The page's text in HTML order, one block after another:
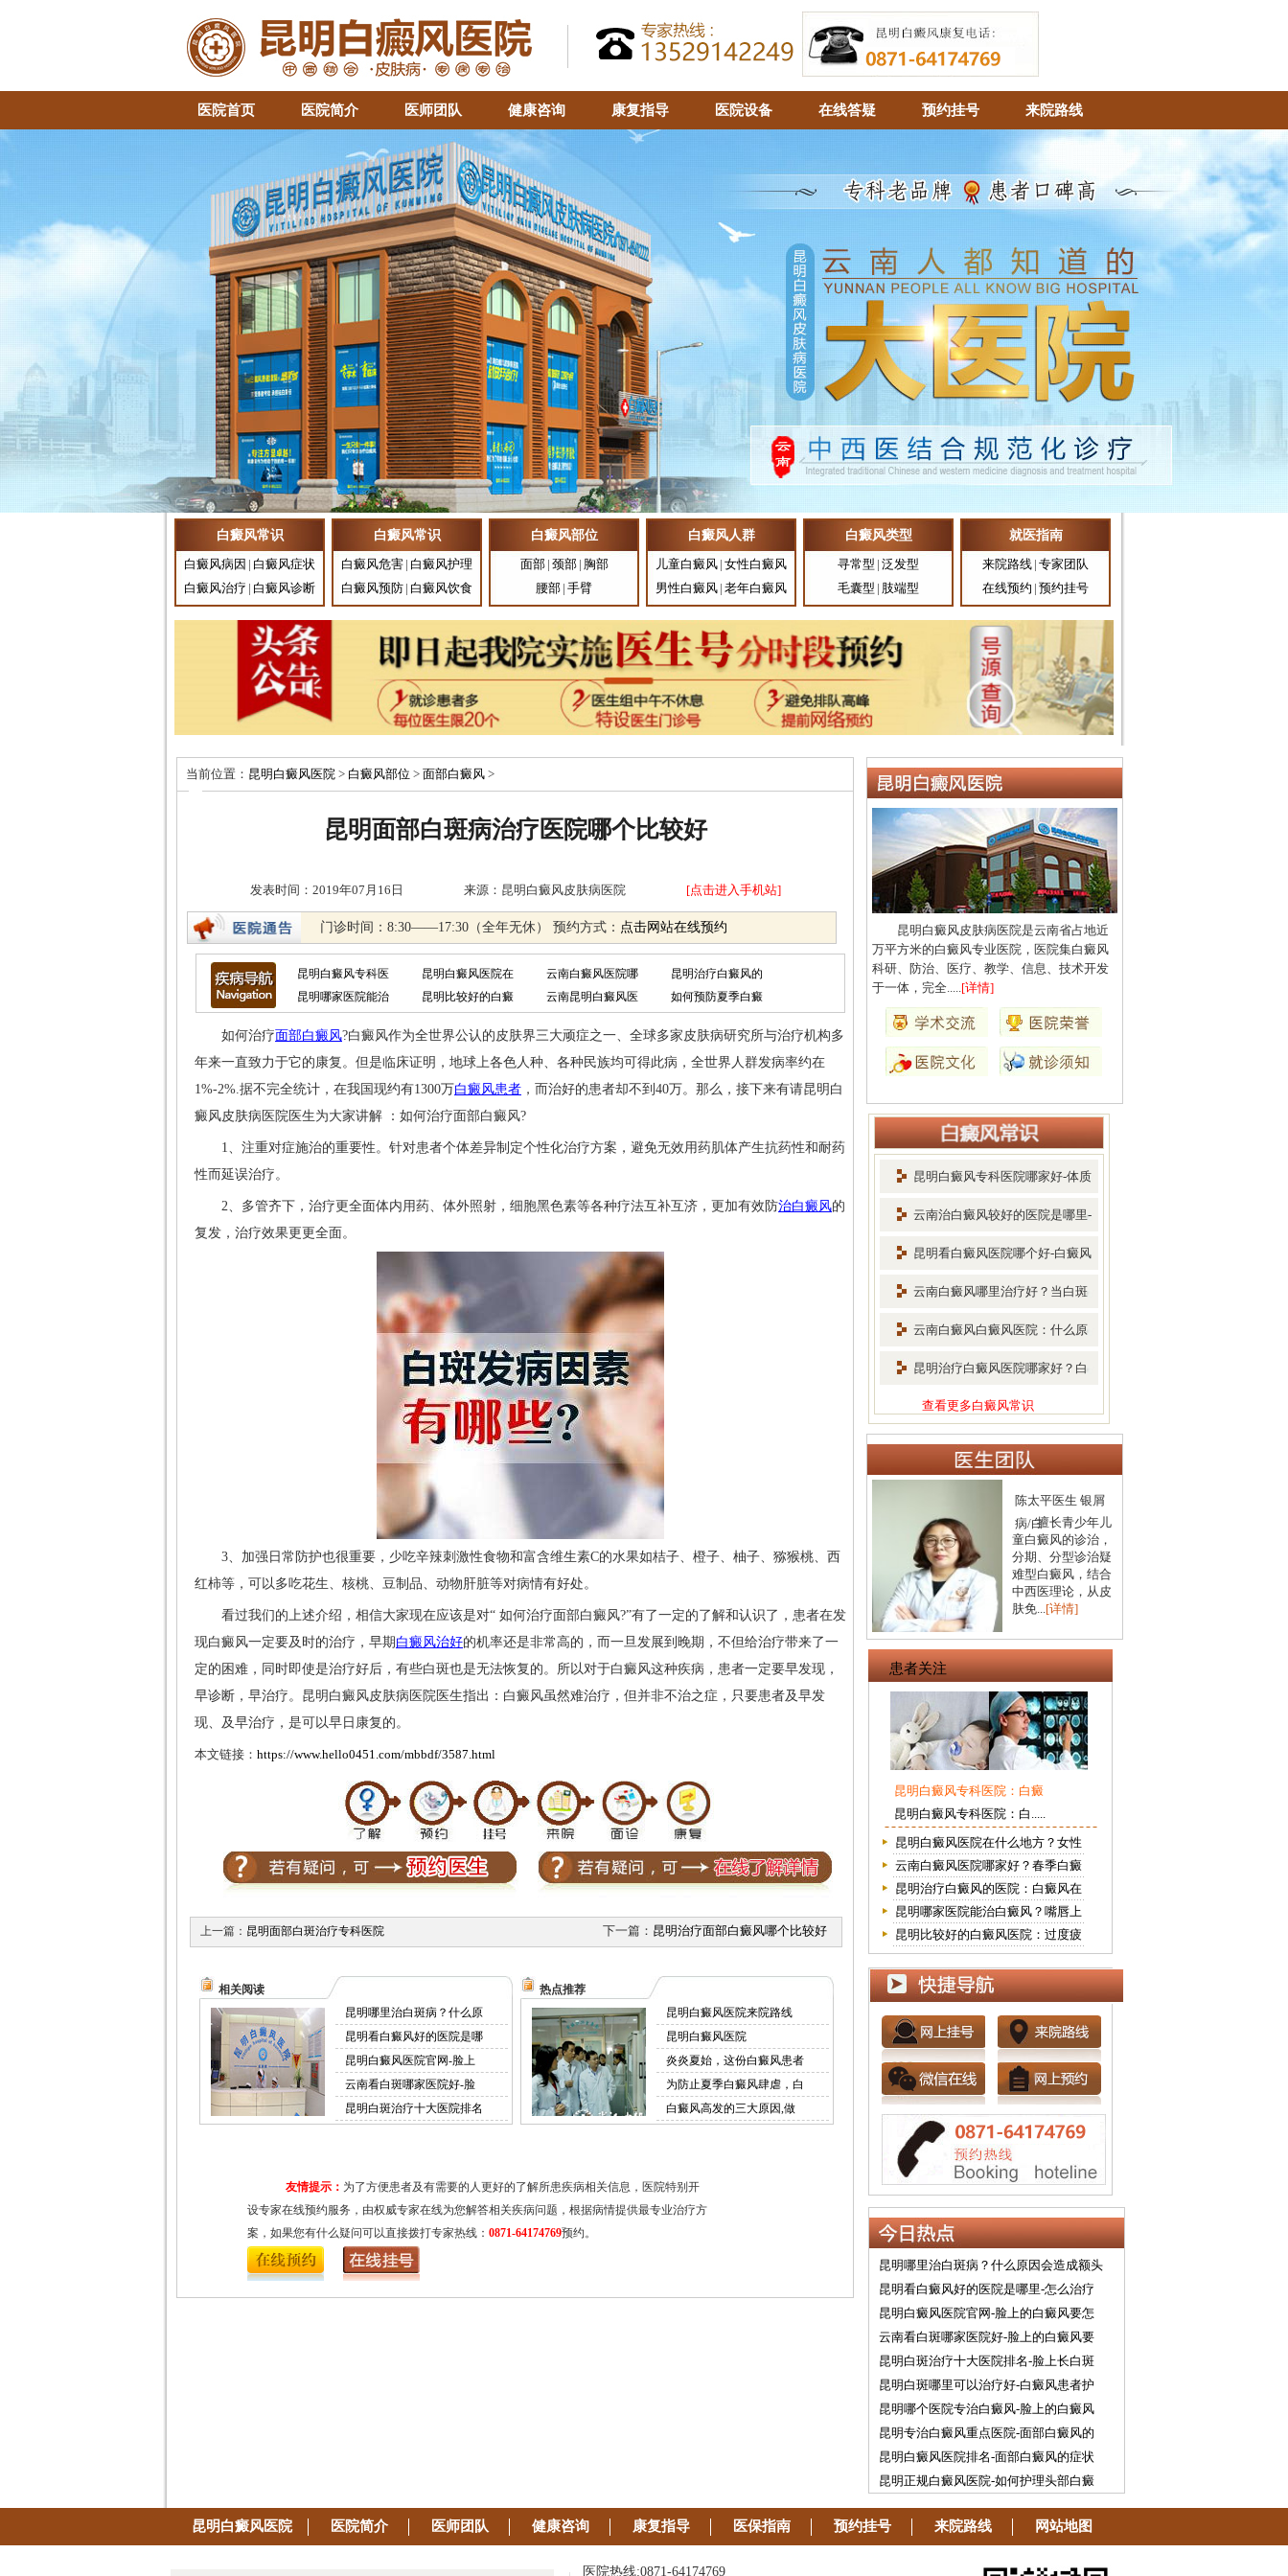
医院首页 医院简介 医师团队 健康咨询 康复指导 医院设备 在线答疑 预约挂号 来院路线
白癜风常识
白癜风病因 | 白癜风症状
白癜风治疗 | 白癜风诊断
白癜风常识
白癜风危害 | 白癜风护理
白癜风预防 | 白癜风饮食
白癜风部位
面部 | 颈部 | 胸部
腰部 | 手臂
白癜风人群
儿童白癜风 | 女性白癜风
男性白癜风 | 老年白癜风
白癜风类型
寻常型 | 泛发型
毛囊型 | 肢端型
就医指南
来院路线 | 专家团队
在线预约 | 预约挂号
当前位置： 昆明白癜风医院 > 白癜风部位 > 面部白癜风 >
昆明面部白斑病治疗医院哪个比较好
发表时间：2019年07月16日 来源：昆明白癜风皮肤病医院 [点击进入手机站]
门诊时间：8:30——17:30（全年无休） 预约方式： 点击网站在线预约
昆明白癜风专科医 昆明白癜风医院在 云南白癜风医院哪
昆明治疗白癜风的
昆明哪家医院能治
昆明比较好的白癜 云南昆明白癜风医 如何预防夏季白癜
如何治疗面部白癜风?白癜风作为全世界公认的皮肤界三大顽症之一、全球多家皮肤病研究所与治疗机构多
年来一直致力于它的康复。但是临床证明，地球上各色人种、各种民族均可得此病，全世界人群发病率约在
1%-2%.据不完全统计，在我国现约有1300万白癜风患者 ，而治好的患者却不到40万。那么，接下来有请昆明白
癜风皮肤病医院医生为大家讲解 ：如何治疗面部白癜风?
1、注重对症施治的重要性。针对患者个体差异制定个性化治疗方案，避免无效用药肌体产生抗药性和耐药
性而延误治疗。
2、多管齐下，治疗更全面体内用药、体外照射，细胞黑色素等各种疗法互补互济，更加有效防治白癜风的
复发，治疗效果更更全面。
3、加强日常防护也很重要，少吃辛辣刺激性食物和富含维生素C的水果如桔子、橙子、柚子、猕猴桃、西
红柿等，可以多吃花生、核桃、豆制品、动物肝脏等对病情有好处。
看过我们的上述介绍，相信大家现在应该是对“ 如何治疗面部白癜风?”有了一定的了解和认识了，患者在发
现白癜风一定要及时的治疗，早期 白癜风治好的机率还是非常高的，而一旦发展到晚期，不但给治疗带来了一
定的困难，同时即使是治疗好后，有些白斑也是无法恢复的。所以对于白癜风这种疾病，患者一定要早发现，
早诊断，早治疗。昆明白癜风皮肤病医院医生指出：白癜风虽然难治疗，但并非不治之症，只要患者及早发
现、及早治疗，是可以早日康复的。
本文链接： https://www.hello0451.com/mbbdf/3587.html
上一篇： 昆明面部白斑治疗专科医院 下一篇： 昆明治疗面部白癜风哪个比较好
相关阅读
昆明哪里治白斑病？什么原
昆明看白癜风好的医院是哪
昆明白癜风医院官网-脸上
云南看白斑哪家医院好-脸
昆明白斑治疗十大医院排名
热点推荐
昆明白癜风医院来院路线
昆明白癜风医院
炎炎夏始，这份白癜风患者
为防止夏季白癜风肆虐，白
白癜风高发的三大原因,做
友情提示： 为了方便患者及有需要的人更好的了解所患疾病相关信息，医院特别开
设专家在线预约服务，由权威专家在线为您解答相关疾病问题，根据病情提供最专业治疗方
案，如果您有什么疑问可以直接拨打专家热线： 0871-64174769预约。
昆明白癜风皮肤病医院是云南省占地近
万平方米的白癜风专业医院，医院集白癜风
科研、防治、医疗、教学、信息、技术开发
于一体，完全.....[详情]
昆明白癜风专科医院哪家好-体质
云南治白癜风较好的医院是哪里-
昆明看白癜风医院哪个好-白癜风
云南白癜风哪里治疗好？当白斑
扩散 云南白癜风白癜风医院：什么原
因会 昆明治疗白癜风医院哪家好？白
查看更多白癜风常识
毛春光
毛春光主任擅
长各类白癜风诊
治，尤其是青少年
儿童白癜风诊治，
根据患者病情发展
科学分...[详情]
型白癜风，对青少
得。...
[详情]
陈太平医生 银屑
病/白擅长青少年儿
童白癜风的诊治，
分期、分型诊治疑
难型白癜风，结合
中西医理论，从皮
肤免...[详情]
患者关注
昆明白癜风专科医院：白癜
昆明白癜风专科医院：白.....
昆明白癜风医院在什么地方？女性
云南白癜风医院哪家好？春季白癜
昆明治疗白癜风的医院：白癜风在
昆明哪家医院能治白癜风？嘴唇上
昆明比较好的白癜风医院：过度疲
昆明哪里治白斑病？什么原因会造成额头
昆明看白癜风好的医院是哪里-怎么治疗
昆明白癜风医院官网-脸上的白癜风要怎
云南看白斑哪家医院好-脸上的白癜风要
昆明白斑治疗十大医院排名-脸上长白斑
昆明白斑哪里可以治疗好-白癜风患者护
昆明哪个医院专治白癜风-脸上的白癜风
昆明专治白癜风重点医院-面部白癜风的
昆明白癜风医院排名-面部白癜风的症状
昆明正规白癜风医院-如何护理头部白癜
昆明白癜风医院 医院简介 医师团队 健康咨询 康复指导 医保指南 预约挂号 来院路线 网站地图
医院热线:0871-64174769